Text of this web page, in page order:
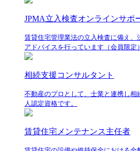
JPMA立入検査オンラインサポ
賃貸住宅管理業法の立入検査に備え
アドバイスを行っています（会員限定
相続支援コンサルタント
不動産のプロとして、士業と連携し
人認定資格です。
賃貸住宅メンテナンス主任者